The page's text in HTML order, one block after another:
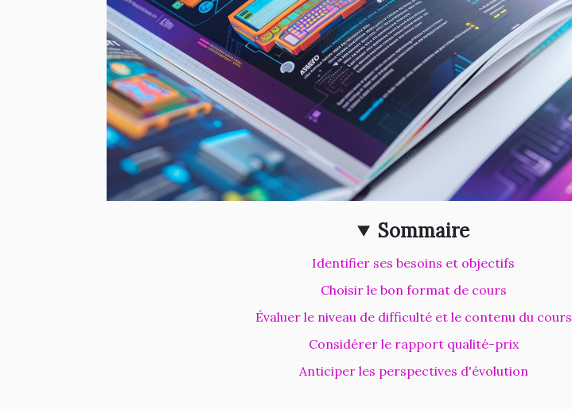
Sommaire
Identifier ses besoins et objectifs
Choisir le bon format de cours
Évaluer le niveau de difficulté et le contenu du cours
Considérer le rapport qualité-prix
Anticiper les perspectives d'évolution